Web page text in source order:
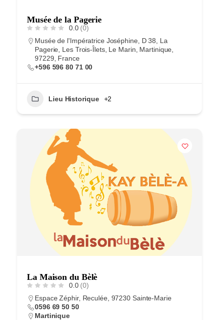
Musée de la Pagerie
0.0 (0)
Musée de l'Impératrice Joséphine, D 38, La
Pagerie, Les Trois-Îlets, Le Marin, Martinique,
97229, France
+596 596 80 71 00
Lieu Historique +2
La Maison du Bèlè
0.0 (0)
Espace Zéphir, Reculée, 97230 Sainte-Marie
0596 69 50 50 ​
Martinique